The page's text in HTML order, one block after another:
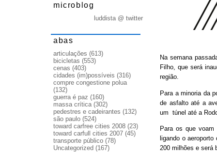
Na semana
Filho, que será
região.
Para a minoria da
de asfalto até a
um túnel até a
Para os que voam
ligando o
200 milhões e será
microblog
luddista @ twitter
abas
articulações (613)
bicicletas (553)
cenas (403)
cidades (im)possíveis (316)
compre congestione polua
(132)
guerra é paz (160)
massa crítica(302)
pedestres e cadeirantes (132)
são paulo (524)
toward carfree cities 2008 (23)
toward carfull cities 2007 (45)
transporte público (78)
Uncategorized (167)